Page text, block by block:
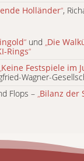
Holländer“,
“ und Die
Rings“
„Keine Festspiele im
Wagner-
Flops – „Bilanz der